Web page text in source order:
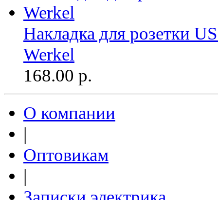
Накладка для розетки
Werkel
168.00 р.
О компании
|
Оптовикам
|